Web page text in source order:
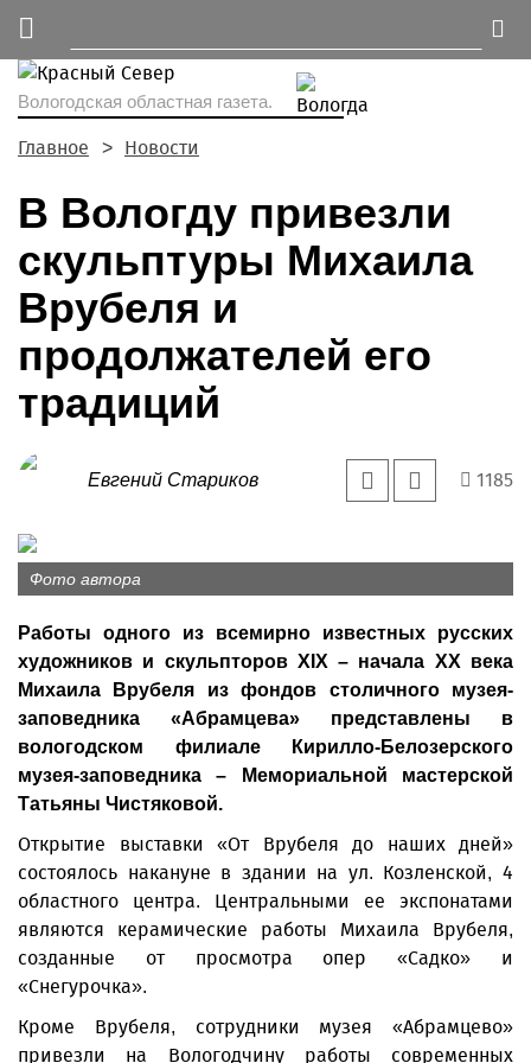
Вологодская областная газета.
Главное Новости
В Вологду привезли
скульптуры Михаила
Врубеля и
продолжателей его
традиций
Евгений Стариков 1185
Фото автора
Работы одного из всемирно известных русских
художников и скульпторов XIX – начала ХХ века
Михаила Врубеля из фондов столичного музея-
заповедника «Абрамцева» представлены в
вологодском филиале Кирилло-Белозерского
музея-заповедника – Мемориальной мастерской
Татьяны Чистяковой.
Открытие выставки «От Врубеля до наших дней»
состоялось накануне в здании на ул. Козленской, 4
областного центра. Центральными ее экспонатами
являются керамические работы Михаила Врубеля,
созданные от просмотра опер «Садко» и
«Снегурочка».
Кроме Врубеля, сотрудники музея «Абрамцево»
привезли на Вологодчину работы современных